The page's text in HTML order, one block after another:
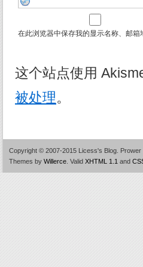
在此浏览器中保存我的显示名称、邮
这个站点使用
被处理。
Copyright © 2007-2015 Licess's Blog. Prower
Themes by Willerce Valid XHTML 1.1 and